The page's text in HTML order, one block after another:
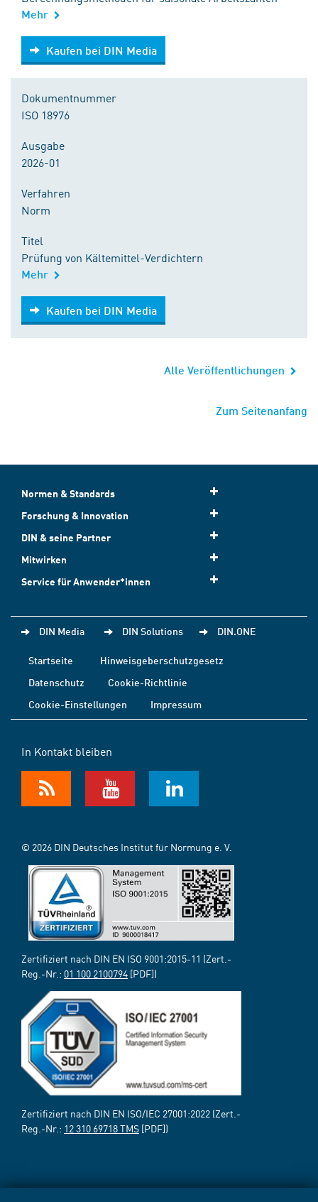
Mehr
Kaufen bei DIN Media
Kaufen bei DIN Media
Dokumentnummer
ISO 18976
Ausgabe
2026-01
Verfahren
Norm
Titel
Prüfung von Kältemittel-Verdichtern
Mehr
Kaufen bei DIN Media
Kaufen bei DIN Media
Alle Veröffentlichungen
Zum Seitenanfang
Normen & Standards
Forschung & Innovation
DIN & seine Partner
Mitwirken
Service für Anwender*innen
DIN Media DIN Solutions DIN.ONE
Startseite
Hinweisgeberschutzgesetz
Datenschutz
Cookie-Richtlinie
Cookie-Einstellungen
Impressum
In Kontakt bleiben
© 2026 DIN Deutsches Institut für Normung e. V.
Zertifiziert nach DIN EN ISO 9001:2015-11 (Zert.-
Reg.-Nr.: 01 100 2100794 [PDF])
Zertifiziert nach DIN EN ISO/IEC 27001:2022 (Zert.-
Reg.-Nr.: 12 310 69718 TMS [PDF])